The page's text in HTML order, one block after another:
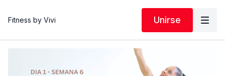
Fitness by Vivi Unirse